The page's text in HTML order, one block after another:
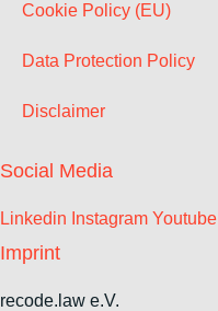
Cookie Policy (EU)
Data Protection Policy
Disclaimer
Social Media
Linkedin Instagram Youtube
Imprint
recode.law e.V.